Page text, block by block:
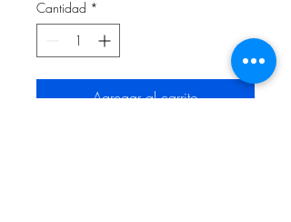
Cantidad *
Agregar al carrito